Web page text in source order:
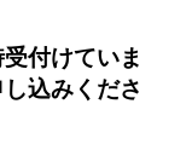
付けていま
込みくださ